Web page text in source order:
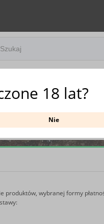
produktów, wybranej formy
18 lat?
Nie